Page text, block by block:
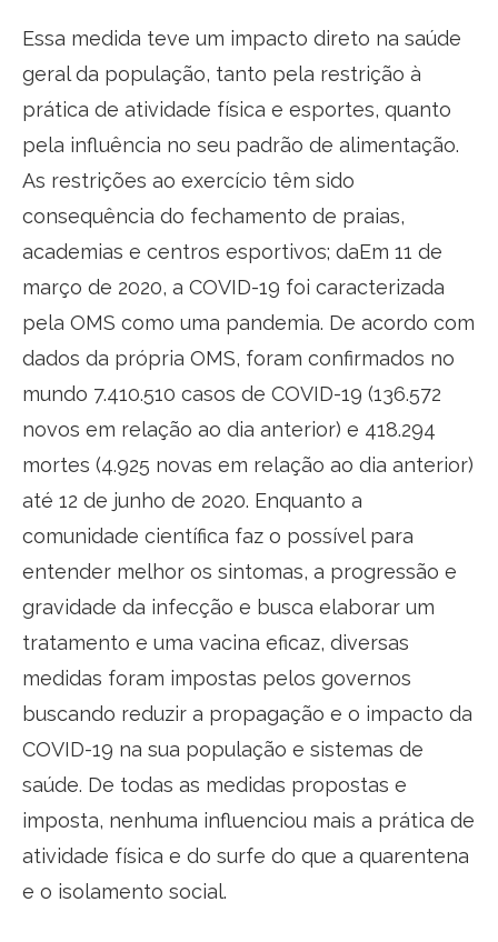
Essa medida teve um impacto direto na saúde
geral da população, tanto pela restrição à
prática de atividade física e esportes, quanto
pela influência no seu padrão de alimentação.
As restrições ao exercício têm sido
consequência do fechamento de praias,
academias e centros esportivos; daEm 11 de
março de 2020, a COVID-19 foi caracterizada
pela OMS como uma pandemia. De acordo com
dados da própria OMS, foram confirmados no
mundo 7.410.510 casos de COVID-19 (136.572
novos em relação ao dia anterior) e 418.294
mortes (4.925 novas em relação ao dia anterior)
até 12 de junho de 2020. Enquanto a
comunidade científica faz o possível para
entender melhor os sintomas, a progressão e
gravidade da infecção e busca elaborar um
tratamento e uma vacina eficaz, diversas
medidas foram impostas pelos governos
buscando reduzir a propagação e o impacto da
COVID-19 na sua população e sistemas de
saúde. De todas as medidas propostas e
imposta, nenhuma influenciou mais a prática de
atividade física e do surfe do que a quarentena
e o isolamento social.